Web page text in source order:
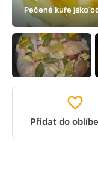
Pečené kuře jako
Přidat do